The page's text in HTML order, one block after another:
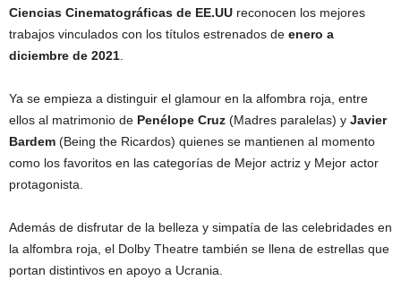
Ciencias Cinematográficas de EE.UU reconocen los mejores
trabajos vinculados con los títulos estrenados de enero a
diciembre de 2021.
Ya se empieza a distinguir el glamour en la alfombra roja, entre
ellos al matrimonio de Penélope Cruz (Madres paralelas) y Javier
Bardem (Being the Ricardos) quienes se mantienen al momento
como los favoritos en las categorías de Mejor actriz y Mejor actor
protagonista.
Además de disfrutar de la belleza y simpatía de las celebridades en
la alfombra roja, el Dolby Theatre también se llena de estrellas que
portan distintivos en apoyo a Ucrania.